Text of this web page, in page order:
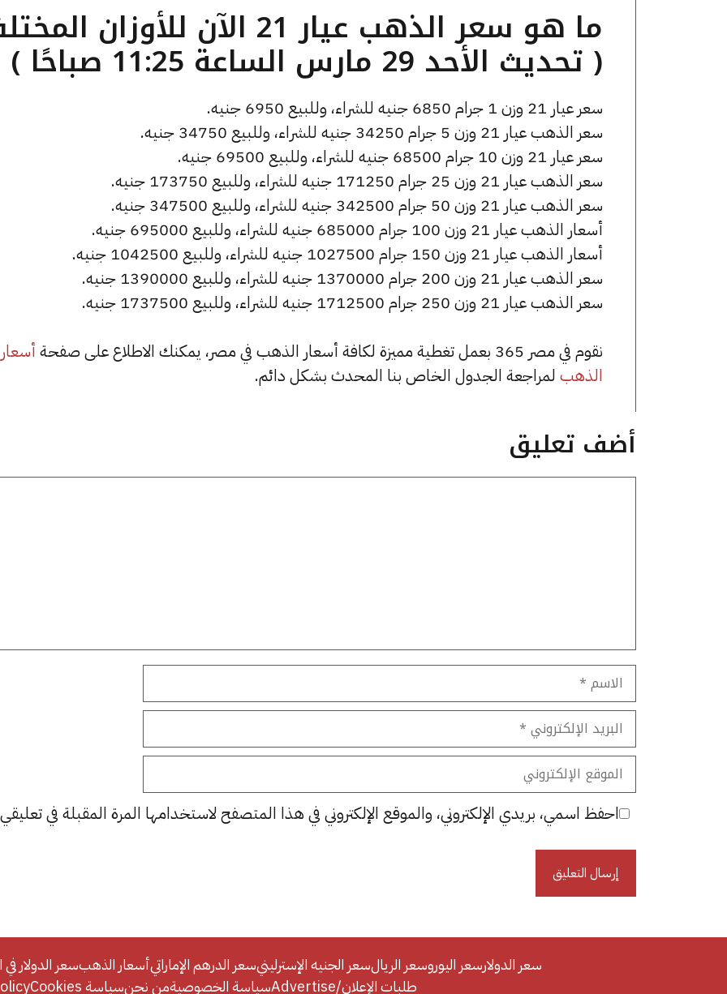
ما هو سعر الذهب عيار 21 الآن للأوزان
( تحديث الأحد 29 مارس الساعة 11:25 صباحًا )
سعر عيار 21 وزن 1 جرام 6850 جنيه للشراء، وللبيع 6950 جنيه.
سعر الذهب عيار 21 وزن 5 جرام 34250 جنيه للشراء، وللبيع 34750 جنيه.
سعر عيار 21 وزن 10 جرام 68500 جنيه للشراء، وللبيع 69500 جنيه.
سعر الذهب عيار 21 وزن 25 جرام 171250 جنيه للشراء، وللبيع 173750 جنيه.
سعر الذهب عيار 21 وزن 50 جرام 342500 جنيه للشراء، وللبيع 347500 جنيه.
أسعار الذهب عيار 21 وزن 100 جرام 685000 جنيه للشراء، وللبيع 695000 جنيه.
أسعار الذهب عيار 21 وزن 150 جرام 1027500 جنيه للشراء، وللبيع 1042500 جنيه.
سعر الذهب عيار 21 وزن 200 جرام 1370000 جنيه للشراء، وللبيع 1390000 جنيه.
سعر الذهب عيار 21 وزن 250 جرام 1712500 جنيه للشراء، وللبيع 1737500 جنيه.
نقوم في مصر 365 بعمل تغطية مميزة لكافة أسعار الذهب في مصر، يمكنك الاطلاع على صفحة
أسعار
الذهب لمراجعة الجدول الخاص بنا المحدث بشكل دائم.
أضف تعليق
الاسم
البريد
الإلكتروني
الموقع
الإلكتروني
احفظ اسمي، بريدي الإلكتروني، والموقع الإلكتروني في هذا المتصفح لاستخدامها المرة المقبلة في
سعر الدولارسعر اليوروسعر الريالسعر الجنيه الإسترلينيسعر الدرهم الإماراتيأسعار الذهبسعر الدولار
طلبات الإعلان/Advertise
سياسة الخصوصيةمن نحنسياسة Cookies